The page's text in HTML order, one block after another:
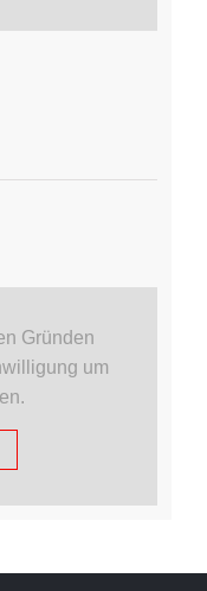
Gründen
um